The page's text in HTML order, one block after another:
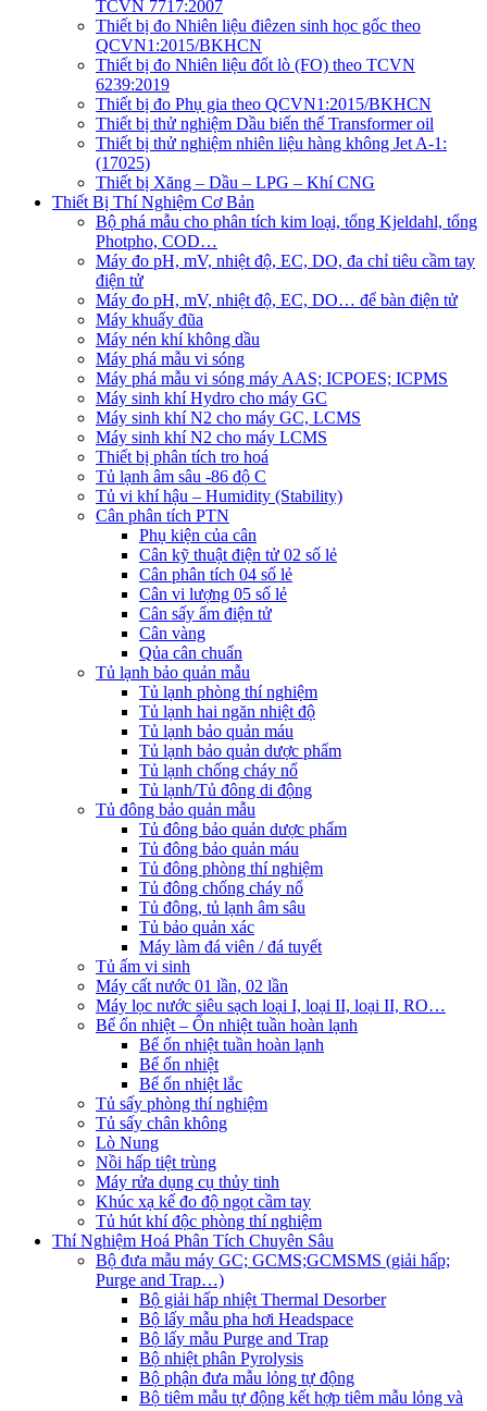
TCVN 7717:2007
Thiết bị đo Nhiên liệu điêzen sinh học gốc theo
QCVN1:2015/BKHCN
Thiết bị đo Nhiên liệu đốt lò (FO) theo TCVN
6239:2019
Thiết bị đo Phụ gia theo QCVN1:2015/BKHCN
Thiết bị thử nghiệm Dầu biến thế Transformer oil
Thiết bị thử nghiệm nhiên liệu hàng không Jet A-1:
(17025)
Thiết bị Xăng – Dầu – LPG – Khí CNG
Thiết Bị Thí Nghiệm Cơ Bản
Bộ phá mẫu cho phân tích kim loại, tổng Kjeldahl, tổng
Photpho, COD…
Máy đo pH, mV, nhiệt độ, EC, DO, đa chỉ tiêu cầm tay
điện tử
Máy đo pH, mV, nhiệt độ, EC, DO… để bàn điện tử
Máy khuấy đũa
Máy nén khí không dầu
Máy phá mẫu vi sóng
Máy phá mẫu vi sóng máy AAS; ICPOES; ICPMS
Máy sinh khí Hydro cho máy GC
Máy sinh khí N2 cho máy GC, LCMS
Máy sinh khí N2 cho máy LCMS
Thiết bị phân tích tro hoá
Tủ lạnh âm sâu -86 độ C
Tủ vi khí hậu – Humidity (Stability)
Cân phân tích PTN
Phụ kiện của cân
Cân kỹ thuật điện tử 02 số lẻ
Cân phân tích 04 số lẻ
Cân vi lượng 05 số lẻ
Cân sấy ẩm điện tử
Cân vàng
Qủa cân chuẩn
Tủ lạnh bảo quản mẫu
Tủ lạnh phòng thí nghiệm
Tủ lạnh hai ngăn nhiệt độ
Tủ lạnh bảo quản máu
Tủ lạnh bảo quản dược phẩm
Tủ lạnh chống cháy nổ
Tủ lạnh/Tủ đông di động
Tủ đông bảo quản mẫu
Tủ đông bảo quản dược phẩm
Tủ đông bảo quản máu
Tủ đông phòng thí nghiệm
Tủ đông chống cháy nổ
Tủ đông, tủ lạnh âm sâu
Tủ bảo quản xác
Máy làm đá viên / đá tuyết
Tủ ấm vi sinh
Máy cất nước 01 lần, 02 lần
Máy lọc nước siêu sạch loại I, loại II, loại II, RO…
Bể ổn nhiệt – Ổn nhiệt tuần hoàn lạnh
Bể ổn nhiệt tuần hoàn lạnh
Bể ổn nhiệt
Bể ổn nhiệt lắc
Tủ sấy phòng thí nghiệm
Tủ sấy chân không
Lò Nung
Nồi hấp tiệt trùng
Máy rửa dụng cụ thủy tinh
Khúc xạ kế đo độ ngọt cầm tay
Tủ hút khí độc phòng thí nghiệm
Thí Nghiệm Hoá Phân Tích Chuyên Sâu
Bộ đưa mẫu máy GC; GCMS;GCMSMS (giải hấp;
Purge and Trap…)
Bộ giải hấp nhiệt Thermal Desorber
Bộ lấy mẫu pha hơi Headspace
Bộ lấy mẫu Purge and Trap
Bộ nhiệt phân Pyrolysis
Bộ phận đưa mẫu lỏng tự động
Bộ tiêm mẫu tự động kết hợp tiêm mẫu lỏng và